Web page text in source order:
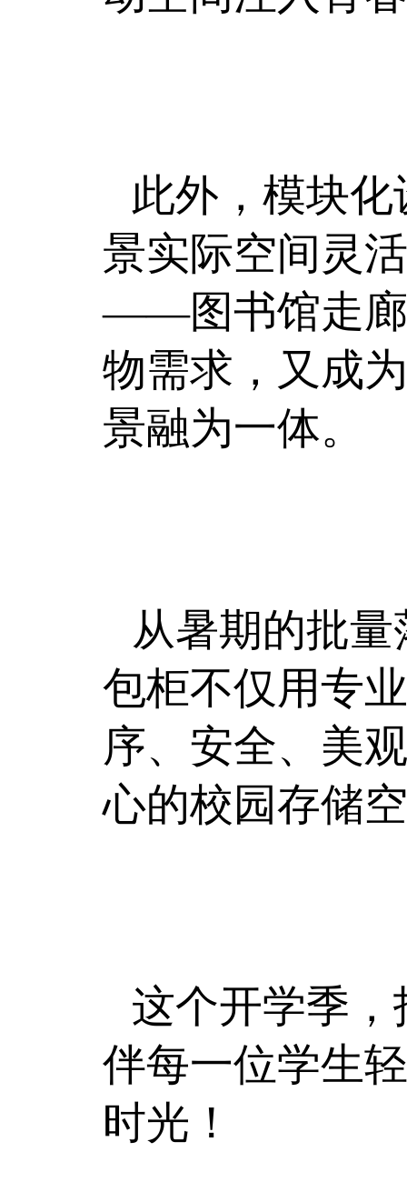
此外，模块
景实际空间灵
——图书馆走廊
物需求，又成
景融为一体。
从暑期的批
包柜不仅用专
序、安全、美
心的校园存储
这个开学季，
伴每一位学生
时光！